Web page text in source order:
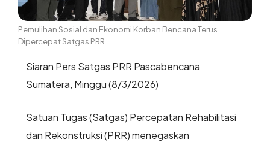
Pemulihan Sosial dan Ekonomi Korban Bencana Terus
Dipercepat Satgas PRR
Siaran Pers Satgas PRR Pascabencana
Sumatera, Minggu (8/3/2026)
Satuan Tugas (Satgas) Percepatan Rehabilitasi
dan Rekonstruksi (PRR) menegaskan